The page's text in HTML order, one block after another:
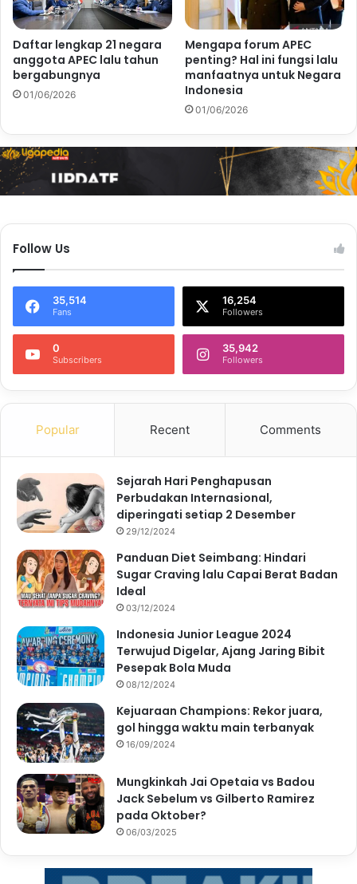
Daftar lengkap 21 negara
anggota APEC lalu tahun
bergabungnya
01/06/2026
Mengapa forum APEC
penting? Hal ini fungsi lalu
manfaatnya untuk Negara
Indonesia
01/06/2026
Follow Us
35,514
Fans
16,254
Followers
0
Subscribers
35,942
Followers
Popular Recent Comments
Sejarah Hari Penghapusan
Perbudakan Internasional,
diperingati setiap 2 Desember
29/12/2024
Panduan Diet Seimbang: Hindari
Sugar Craving lalu Capai Berat Badan
Ideal
03/12/2024
Indonesia Junior League 2024
Terwujud Digelar, Ajang Jaring Bibit
Pesepak Bola Muda
08/12/2024
Kejuaraan Champions: Rekor juara,
gol hingga waktu main terbanyak
16/09/2024
Mungkinkah Jai Opetaia vs Badou
Jack Sebelum vs Gilberto Ramirez
pada Oktober?
06/03/2025